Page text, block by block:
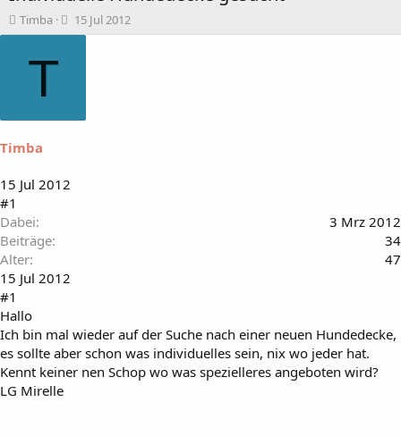
T
h
m
a
t
e
Timba
B
e
15 Jul 2012
T
Timba
15 Jul 2012
#1
Dabei
3 Mrz 2012
Beiträge
34
Alter
47
15 Jul 2012
#1
Hallo
Ich bin mal wieder auf der Suche nach einer neuen Hundedecke,
es sollte aber schon was individuelles sein, nix wo jeder hat.
Kennt keiner nen Schop wo was spezielleres angeboten wird?
LG Mirelle